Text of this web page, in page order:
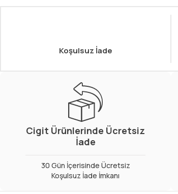
Koşulsuz İade
Cigit Ürünlerinde Ücretsiz
İade
30 Gün İçerisinde Ücretsiz
Koşulsuz İade İmkanı